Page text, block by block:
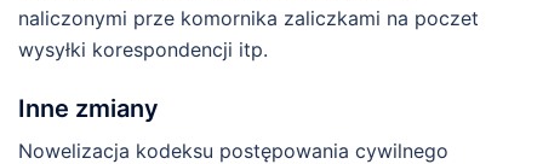
naliczonymi prze komornika zaliczkami na poczet
wysyłki korespondencji itp.
Inne zmiany
Nowelizacja kodeksu postępowania cywilnego